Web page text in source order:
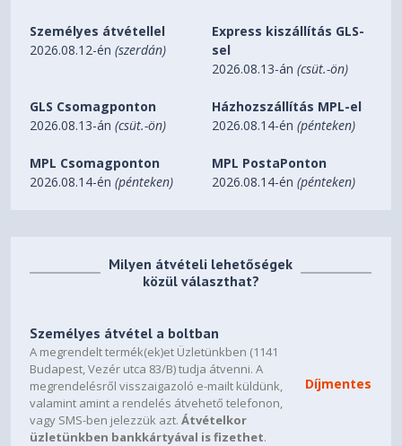
Max. CPU Cooler Height
160mm
2 x Combo (3.5" or 2.5",
1 x SSD (2.5“)
I/O Ports
Power, Power LED, Reset, HD
Audio,
Személyes átvétellel
2026.08.12-én(szerdán)
Express kiszállítás GLS-
sel
2026.08.13-án(csüt.-ön)
GLS Csomagponton
2026.08.13-án(csüt.-ön)
Házhozszállítás MPL-el
2026.08.14-én(pénteken)
MPL Csomagponton
2026.08.14-én(pénteken)
MPL PostaPonton
2026.08.14-én(pénteken)
Milyen átvételi lehetőségek
közül választhat?
Személyes átvétel a boltban
A megrendelt termék(ek)et Üzletünkben (1141
Budapest, Vezér utca 83/B) tudja átvenni. A
megrendelésről visszaigazoló e-mailt küldünk,
valamint amint a rendelés átvehető telefonon,
vagy SMS-ben jelezzük azt.Átvételkor
üzletünkben bankkártyával is fizethet.
Díjmentes